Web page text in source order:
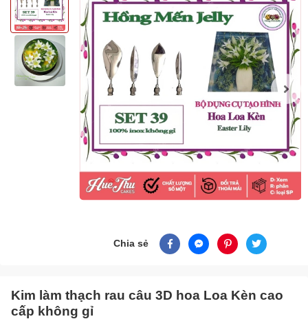
Chia sẻ
Kim làm thạch rau câu 3D hoa Loa Kèn cao
cấp không gỉ